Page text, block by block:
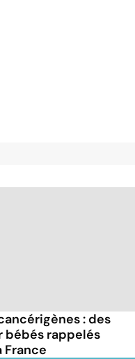
: des
bébés rappelés
France